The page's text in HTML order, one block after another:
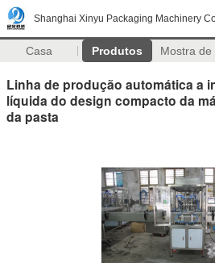
Shanghai Xinyu Packaging Machinery
Casa Produtos Mostra de
Linha de produção automática a
líquida do design compacto da
da pasta